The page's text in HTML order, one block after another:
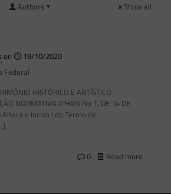
Authors Show all
on
19/10/2020
Federal
HISTÓRICO E ARTÍSTICO
NORMATIVA IPHAN No 1, DE 14 DE
Altera o inciso I do Termo de
0 Read more